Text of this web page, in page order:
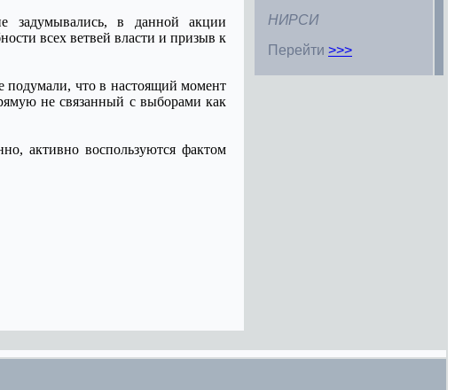
задумывались, в данной акции
всех ветвей власти и призыв к
подумали, что в настоящий момент
не связанный с выборами как
активно воспользуются фактом
НИРСИ
Перейти >>>